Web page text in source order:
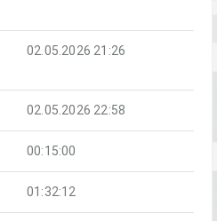
02.05.2026 21:26
02.05.2026 22:58
00:15:00
01:32:12